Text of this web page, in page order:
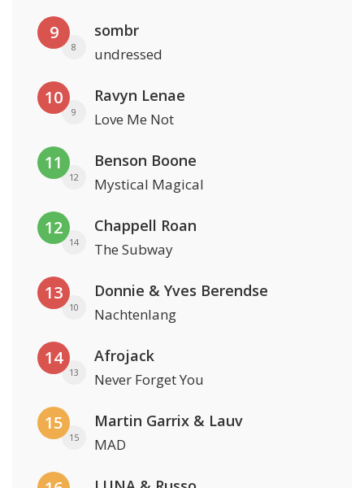
9
8
sombr
undressed
10
9
Ravyn Lenae
Love Me Not
11
12
Benson Boone
Mystical Magical
12
14
Chappell Roan
The Subway
13
10
Donnie & Yves Berendse
Nachtenlang
14
13
Afrojack
Never Forget You
15
15
Martin Garrix & Lauv
MAD